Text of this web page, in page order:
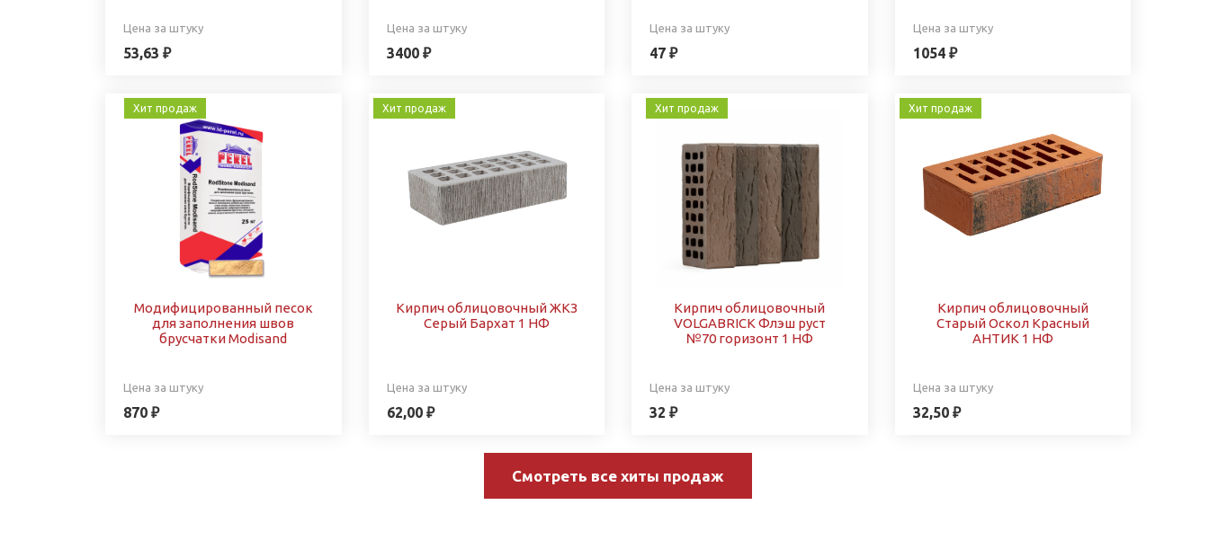
Цена за штуку
53,63 ₽
Цена за штуку
3400 ₽
Цена за штуку
47 ₽
Цена за штуку
1054 ₽
Хит продаж
Модифицированный песок
для заполнения швов
брусчатки Modisand
Цена за штуку
870 ₽
Хит продаж
Кирпич облицовочный ЖКЗ
Серый Бархат 1 НФ
Цена за штуку
62,00 ₽
Хит продаж
Кирпич облицовочный
VOLGABRICK Флэш руст
№70 горизонт 1 НФ
Цена за штуку
32 ₽
Хит продаж
Кирпич облицовочный
Старый Оскол Красный
АНТИК 1 НФ
Цена за штуку
32,50 ₽
Смотреть все хиты продаж